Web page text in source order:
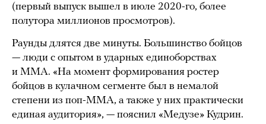
(первый выпуск вышел в июле 2020-го, более
полутора миллионов просмотров).
Раунды длятся две минуты. Большинство бойцов
— люди с опытом в ударных единоборствах
и ММА. «На момент формирования ростер
бойцов в кулачном сегменте был в немалой
степени из поп-ММА, а также у них практически
единая аудитория», — пояснил «Медузе» Кудрин.